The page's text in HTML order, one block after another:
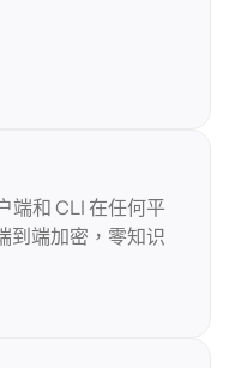
端和 CLI 在任何平
端加密，零知识